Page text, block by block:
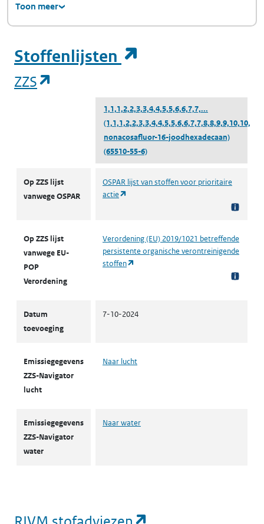
Toon meer
Stoffenlijsten
ZZS
1,1,1,2,2,3,3,4,4,5,5,6,6,7,7,...
nonacosafluor-16-joodhexadecaan)
(65510-55-6)
Op ZZS lijst
vanwege OSPAR
OSPAR lijst van stoffen voor prioritaire
actie
Op ZZS lijst
vanwege EU-
POP
Verordening
Verordening (EU) 2019/1021 betreffende
persistente organische verontreinigende
stoffen
Datum
toevoeging
7-10-2024
Emissiegegevens
ZZS-Navigator
lucht
Naar lucht
Emissiegegevens
ZZS-Navigator
water
Naar water